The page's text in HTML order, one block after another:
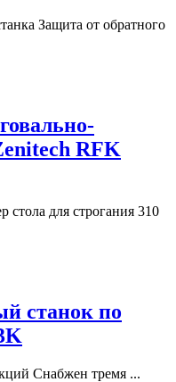
Защита от обратного
RFK
стола для строгания 310
станок по
Снабжен тремя ...